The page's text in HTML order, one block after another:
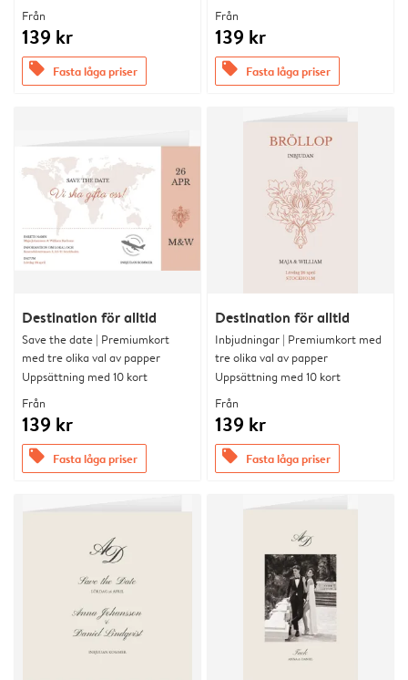
Från
139 kr
offers Fasta låga priser
Från
139 kr
offers Fasta låga priser
Destination för alltid
Save the date | Premiumkort
med tre olika val av papper
Uppsättning med 10 kort
Från
139 kr
offers Fasta låga priser
Destination för alltid
Inbjudningar | Premiumkort med
tre olika val av papper
Uppsättning med 10 kort
Från
139 kr
offers Fasta låga priser